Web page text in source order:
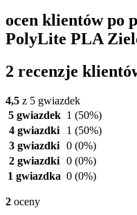
ocen klientów po
PolyLite PLA
2 recenzje
4,5 z 5 gwiazdek
5 gwiazdek 1 (50%)
4 gwiazdki
1 (50%)
3 gwiazdki 0 (0%)
2 gwiazdki 0 (0%)
1 gwiazdka 0 (0%)
2 oceny